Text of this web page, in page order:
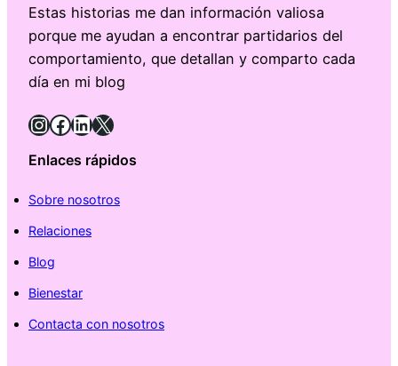
Estas historias me dan información valiosa
porque me ayudan a encontrar partidarios del
comportamiento, que detallan y comparto cada
día en mi blog
InstagramFacebook LinkedIn X
Enlaces rápidos
Sobre nosotros
Relaciones
Blog
Bienestar
Contacta con nosotros